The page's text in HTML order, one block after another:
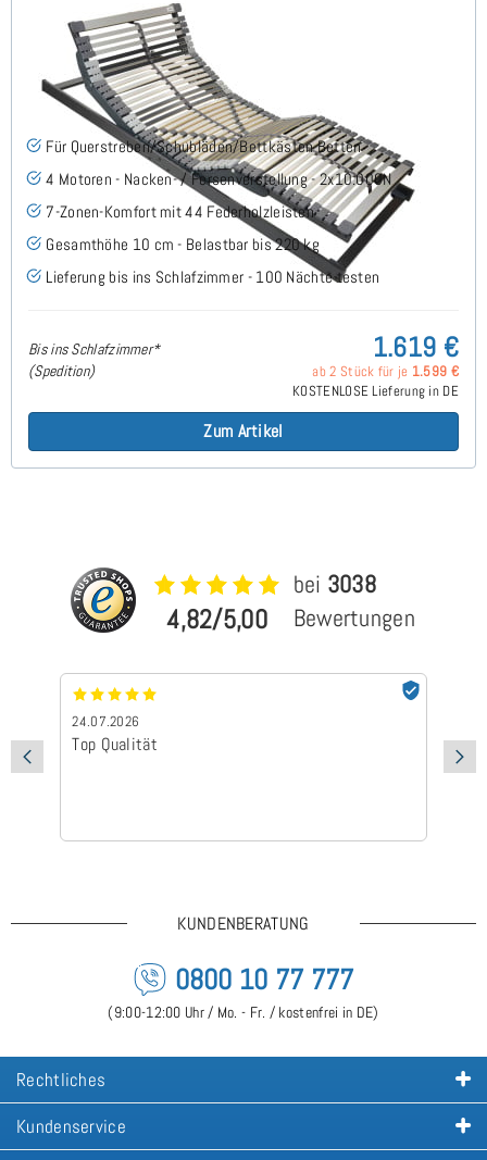
Nimbo 4 Motoren Flach - Lattenrost 70x200 cm
Für Querstreben/Schubläden/Bettkästen Betten
4 Motoren - Nacken- / Fersenverstellung - 2x10.000N
7-Zonen-Komfort mit 44 Federholzleisten
Gesamthöhe 10 cm - Belastbar bis 220 kg
Lieferung bis ins Schlafzimmer - 100 Nächte testen
Bis ins Schlafzimmer*
(Spedition)
1.619 €
ab 2 Stück für je 1.599 €
KOSTENLOSE Lieferung in DE
Zum Artikel
4,82/5,00
bei 3038
Bewertungen
24.07.2026
Top Qualität
KUNDENBERATUNG
0800 10 77 777
(9:00-12:00 Uhr / Mo. - Fr. / kostenfrei in DE)
Rechtliches
Kundenservice